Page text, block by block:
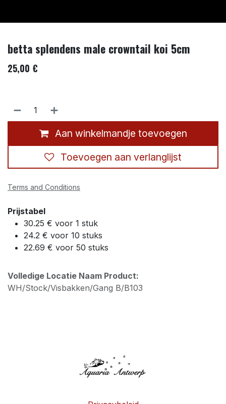
betta splendens male crowntail koi 5cm
25,00 €
Aan winkelmandje toevoegen
Toevoegen aan verlanglijst
Terms and Conditions
Prijstabel
30.25 € voor 1 stuk
24.2 € voor 10 stuks
22.69 € voor 50 stuks
Volledige Locatie Naam Product:
WH/Stock/Visbakken/Gang B/B103